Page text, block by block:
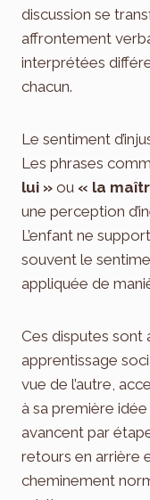
discussion se
affrontement
interprétées
chacun.
Le sentiment
Les phrases
lui » ou « la
une perception
L’enfant ne
souvent le
appliquée de
Ces disputes sont
apprentissage
vue de l’autre,
à sa première
avancent par
retours en arrière
cheminement